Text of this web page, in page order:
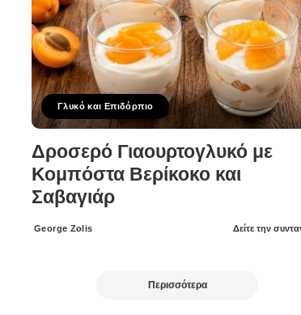
Γλυκό και Επιδόρπιο
Δροσερό Γιαουρτογλυκό με
Κομπόστα Βερίκοκο και
Σαβαγιάρ
Posted
George Zolis Δείτε την
Περισσότερα